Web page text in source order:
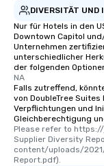
DIVERSITÄT UND
Nur für Hotels in den
Downtown Capitol
Unternehmen
unterschiedlicher
der folgenden
NA
Falls zutreffend,
von DoubleTree
Verpflichtungen und
Gleichberechtigung
Please refer to
Supplier Diversity
content/uploads/
Report.pdf).